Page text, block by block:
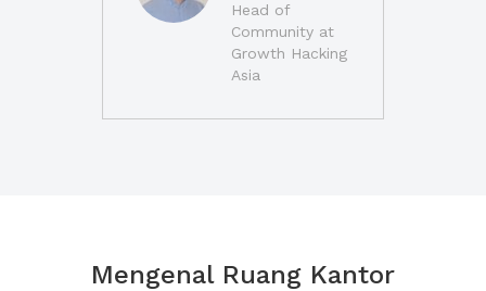
Head of
Community at
Growth Hacking
Asia
Mengenal Ruang Kantor